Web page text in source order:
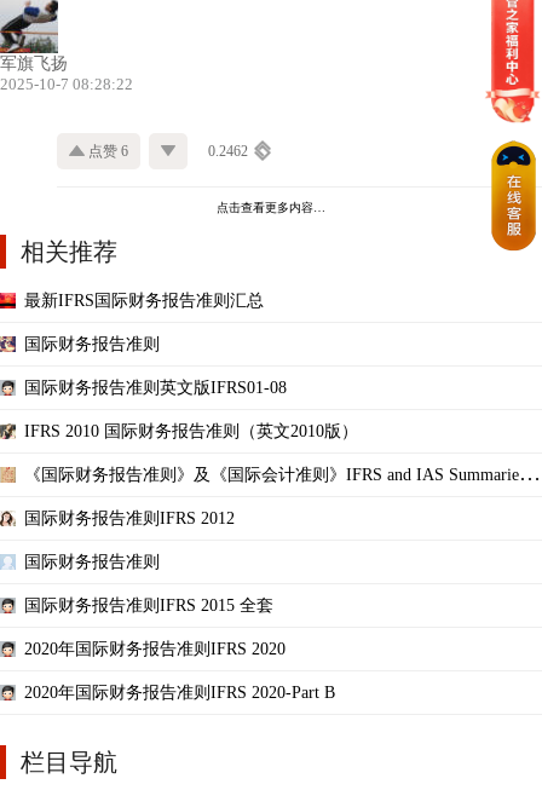
军旗飞扬
2025-10-7 08:28:22
点赞 6 0.2462
点击查看更多内容…
相关推荐
最新IFRS国际财务报告准则汇总
国际财务报告准则
国际财务报告准则英文版IFRS01-08
IFRS 2010 国际财务报告准则（英文2010版）
《国际财务报告准则》及《国际会计准则》IFRS and IAS Summaries(2
国际财务报告准则IFRS 2012
国际财务报告准则
国际财务报告准则IFRS 2015 全套
2020年国际财务报告准则IFRS 2020
2020年国际财务报告准则IFRS 2020-Part B
栏目导航